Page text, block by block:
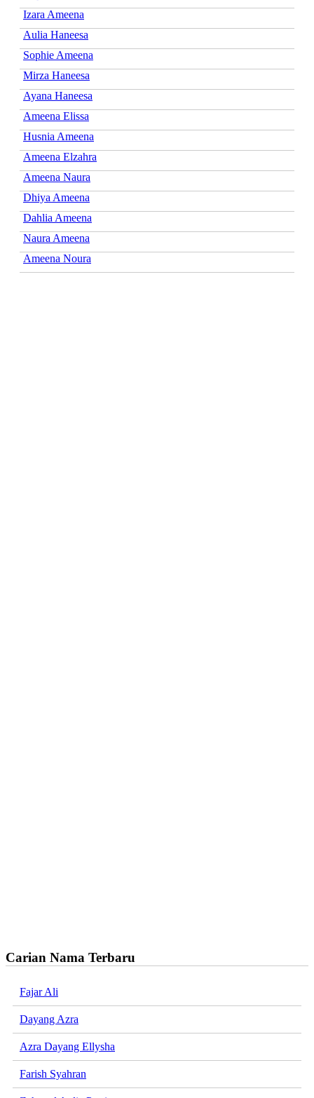
Izara Ameena
Aulia Haneesa
Sophie Ameena
Mirza Haneesa
Ayana Haneesa
Ameena Elissa
Husnia Ameena
Ameena Elzahra
Ameena Naura
Dhiya Ameena
Dahlia Ameena
Naura Ameena
Ameena Noura
Carian Nama Terbaru
Fajar Ali
Dayang Azra
Azra Dayang Ellysha
Farish Syahran